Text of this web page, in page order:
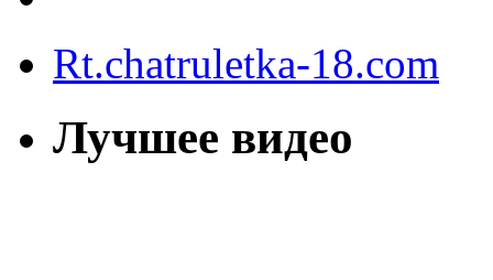
Rt.chatruletka-18.com
Лучшее видео